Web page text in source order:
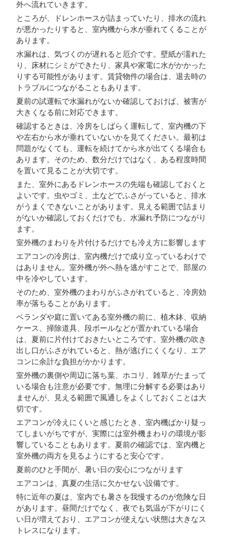
外へ流れていきます。
ところが、ドレンホースが詰まっていたり、排水の流れ
が悪かったりすると、室内機から水が垂れてくることが
あります。
水漏れは、気づくのが遅れると厄介です。壁紙が濡れた
り、床材にシミができたり、家具や家電に水がかかった
りする可能性があります。賃貸物件の場合は、退去時の
トラブルにつながることもあります。
夏前の試運転で水漏れがないか確認しておけば、被害が
大きくなる前に対応できます。
確認するときは、冷房をしばらく運転して、室内機の下
や左右から水が垂れていないかを見てください。最初は
問題がなくても、運転を続けてから水が出てくる場合も
あります。そのため、数分だけではなく、ある程度時間
を置いて見ることが大切です。
また、室外にあるドレンホースの先端も確認しておくと
よいです。虫やゴミ、土などでふさがっていると、排水
がうまくできないことがあります。見える範囲で詰まり
がないか確認しておくだけでも、水漏れ予防につながり
ます。
室外機のまわりを片付けるだけでも冷え方に影響します
エアコンの冷房は、室内機だけで成り立っているわけで
はありません。室外機が外へ熱を逃がすことで、部屋の
中を冷やしています。
そのため、室外機のまわりがふさがれていると、冷房効
率が落ちることがあります。
ベランダや庭に置いてある室外機の前に、植木鉢、収納
ケース、掃除道具、段ボールなどが置かれている場合
は、夏前に片付けておきたいところです。室外機の吹き
出し口がふさがれていると、熱が逃げにくくなり、エア
コンに余計な負担がかかります。
室外機の裏側や周辺に落ち葉、ホコリ、雑草がたまって
いる場合も注意が必要です。無理に分解する必要はあり
ませんが、見える範囲で風通しをよくしておくことは大
切です。
エアコンが冷えにくいと感じたとき、室内機ばかり疑っ
てしまいがちですが、実際には室外機まわりの環境が影
響していることもあります。夏前の確認では、室内機と
室外機の両方を見るようにすると安心です。
夏前のひと手間が、暑い日の安心につながります
エアコンは、真夏の生活に欠かせない設備です。
特に近年の夏は、室内でも暑さを我慢するのが危険な日
があります。昼間だけでなく、夜でも気温が下がりにく
い日が増えており、エアコンが使えない状態は大きなス
トレスになります。